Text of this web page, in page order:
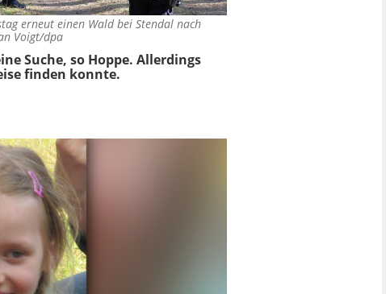
erneut einen Wald bei Stendal nach
Voigt/dpa
Suche, so Hoppe. Allerdings
finden konnte.